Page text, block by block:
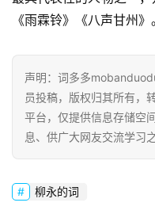
好
句
经
典
歌
词
《雨霖铃》《八声甘州》。
声明：词多多
员投稿，版权归其所有，
平台，仅提供信息存储空
息、供广大网友交流学习之
柳永的词